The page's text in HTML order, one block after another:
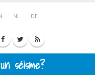
NL DE
séisme?